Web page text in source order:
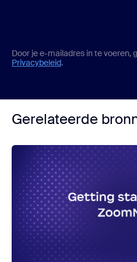
Door je e-mailadres in te voeren,
Privacybeleid.
Gerelateerde